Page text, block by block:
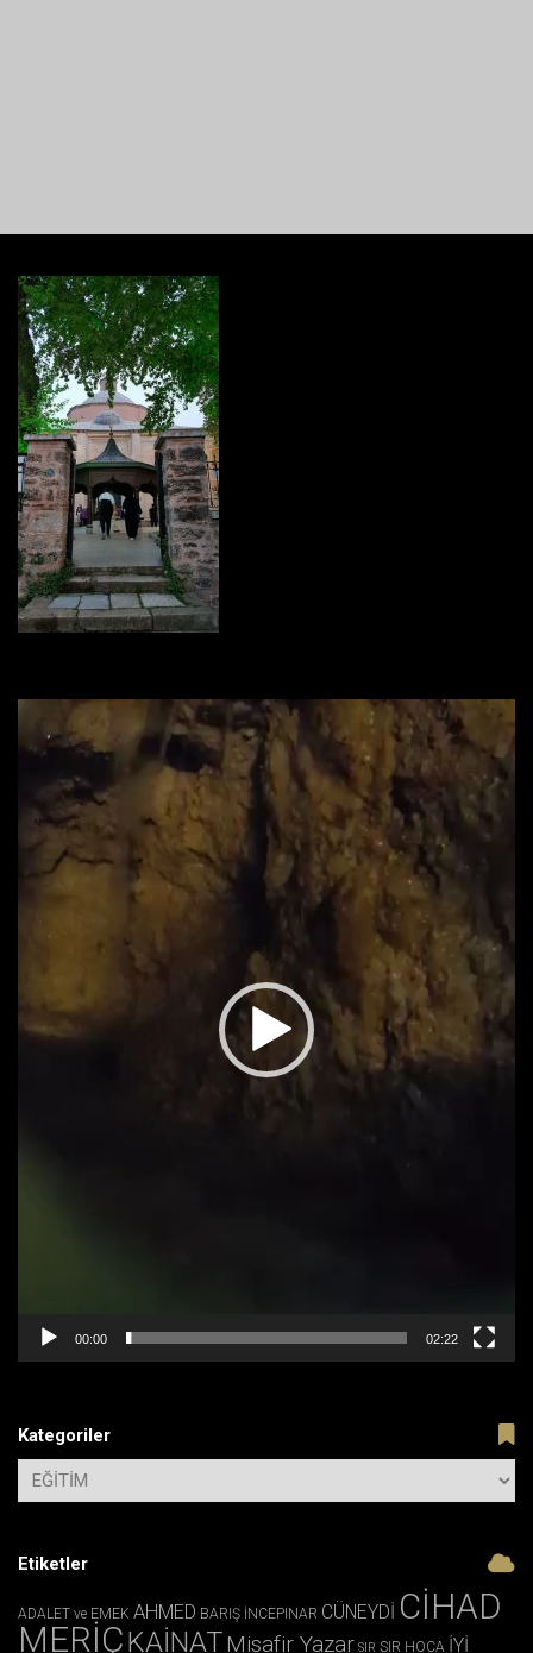
oynatıcı
00:00 02:22
Kategoriler
Etiketler
ADALET ve EMEK AHMED BARIŞ İNCEPINAR CÜNEYDİ CİHAD
MERİÇKAİNATMisafir Yazar SIR SIR HOCA İYİ